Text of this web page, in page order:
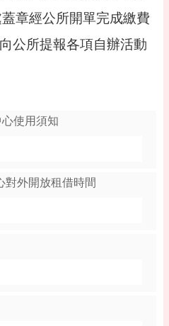
章經公所開單完成繳費
公所提報各項自辦活動
使用須知
對外開放租借時間